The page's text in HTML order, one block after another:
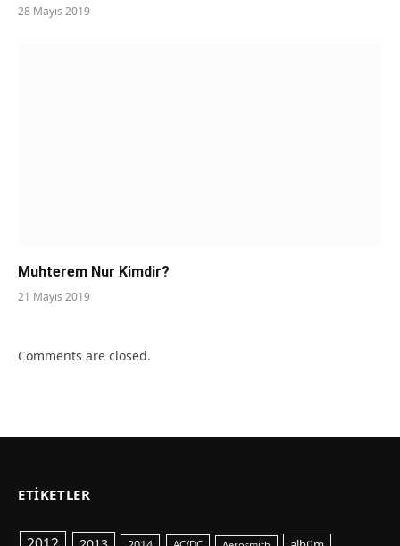
28 Mayıs 2019
Muhterem Nur Kimdir?
21 Mayıs 2019
Comments are closed.
ETIKETLER